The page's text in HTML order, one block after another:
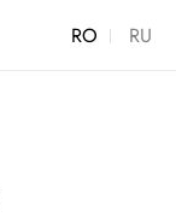
RO RU